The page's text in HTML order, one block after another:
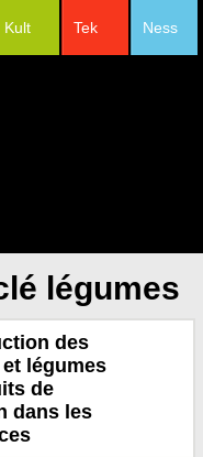
Ness
Tek
Kult
légumes
des
légumes
de
dans les